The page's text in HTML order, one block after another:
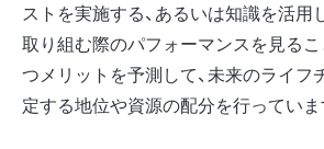
ストを実施する、あるいは知識を活用
取り組む際のパフォーマンスを見るこ
つメリットを予測して、未来のライフ
定する地位や資源の配分を行っていま